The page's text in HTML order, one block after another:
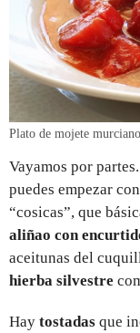
Plato de mojete
Vayamos por
puedes empezar
“cosicas”, que
aliñao con
aceitunas del
hierba silvestre
Hay tostadas que